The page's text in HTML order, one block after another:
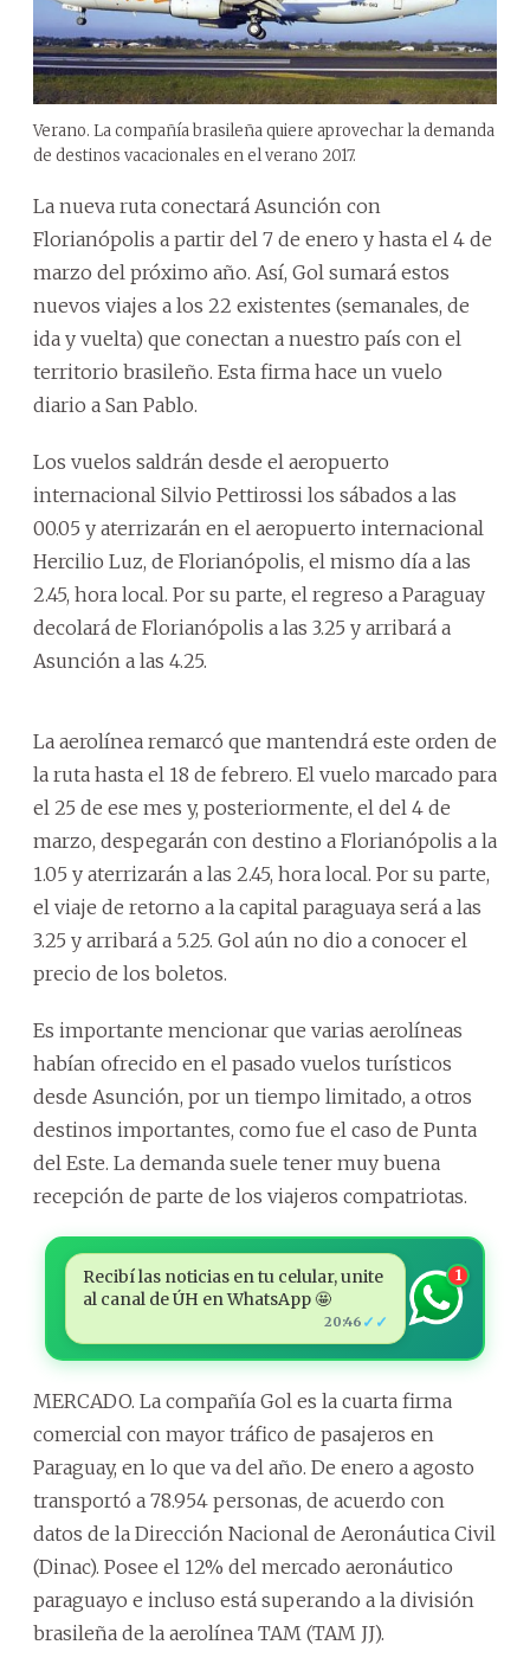
Verano. La compañía brasileña quiere aprovechar la demanda
de destinos vacacionales en el verano 2017.
La nueva ruta conectará Asunción con
Florianópolis a partir del 7 de enero y hasta el 4 de
marzo del próximo año. Así, Gol sumará estos
nuevos viajes a los 22 existentes (semanales, de
ida y vuelta) que conectan a nuestro país con el
territorio brasileño. Esta firma hace un vuelo
diario a San Pablo.
Los vuelos saldrán desde el aeropuerto
internacional Silvio Pettirossi los sábados a las
00.05 y aterrizarán en el aeropuerto internacional
Hercilio Luz, de Florianópolis, el mismo día a las
2.45, hora local. Por su parte, el regreso a Paraguay
decolará de Florianópolis a las 3.25 y arribará a
Asunción a las 4.25.
La aerolínea remarcó que mantendrá este orden de
la ruta hasta el 18 de febrero. El vuelo marcado para
el 25 de ese mes y, posteriormente, el del 4 de
marzo, despegarán con destino a Florianópolis a la
1.05 y aterrizarán a las 2.45, hora local. Por su parte,
el viaje de retorno a la capital paraguaya será a las
3.25 y arribará a 5.25. Gol aún no dio a conocer el
precio de los boletos.
Es importante mencionar que varias aerolíneas
habían ofrecido en el pasado vuelos turísticos
desde Asunción, por un tiempo limitado, a otros
destinos importantes, como fue el caso de Punta
del Este. La demanda suele tener muy buena
recepción de parte de los viajeros compatriotas.
Recibí las noticias en tu celular, unite
al canal de ÚH en WhatsApp 🤩
20:46 ✓✓
1
MERCADO. La compañía Gol es la cuarta firma
comercial con mayor tráfico de pasajeros en
Paraguay, en lo que va del año. De enero a agosto
transportó a 78.954 personas, de acuerdo con
datos de la Dirección Nacional de Aeronáutica Civil
(Dinac). Posee el 12% del mercado aeronáutico
paraguayo e incluso está superando a la división
brasileña de la aerolínea TAM (TAM JJ).